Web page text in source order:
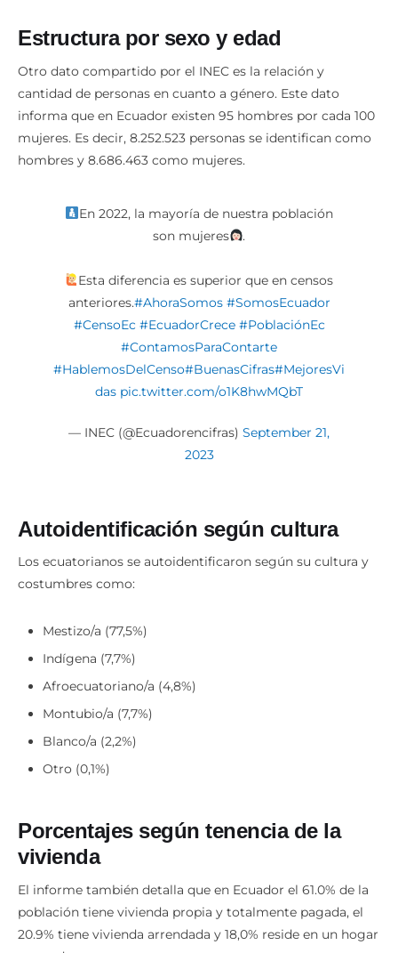
Estructura por sexo y edad
Otro dato compartido por el INEC es la relación y
cantidad de personas en cuanto a género. Este dato
informa que en Ecuador existen 95 hombres por cada 100
mujeres. Es decir, 8.252.523 personas se identifican como
hombres y 8.686.463 como mujeres.
En 2022, la mayoría de nuestra población
son mujeres
.
Esta diferencia es superior que en censos
anteriores.#AhoraSomos #SomosEcuador
#CensoEc #EcuadorCrece #PoblaciónEc
#ContamosParaContarte
#HablemosDelCenso#BuenasCifras#MejoresVi
das pic.twitter.com/o1K8hwMQbT
— INEC (@Ecuadorencifras) September 21,
2023
Autoidentificación según cultura
Los ecuatorianos se autoidentificaron según su cultura y
costumbres como:
Mestizo/a (77,5%)
Indígena (7,7%)
Afroecuatoriano/a (4,8%)
Montubio/a (7,7%)
Blanco/a (2,2%)
Otro (0,1%)
Porcentajes según tenencia de la
vivienda
El informe también detalla que en Ecuador el 61.0% de la
población tiene vivienda propia y totalmente pagada, el
20.9% tiene vivienda arrendada y 18,0% reside en un hogar